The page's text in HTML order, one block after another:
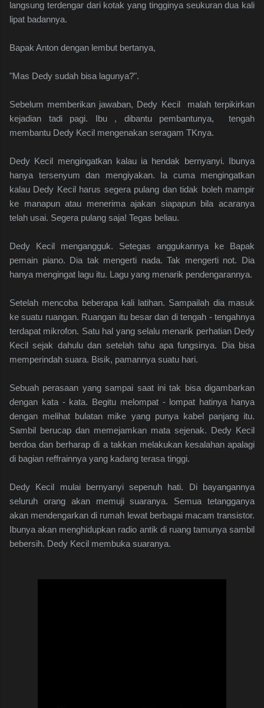
langsung terdengar dari kotak yang tingginya seukuran dua kali
lipat badannya.
Bapak Anton dengan lembut bertanya,
"Mas Dedy sudah bisa lagunya?".
Sebelum memberikan jawaban, Dedy Kecil malah terpikirkan
kejadian tadi pagi. Ibu , dibantu pembantunya, tengah
membantu Dedy Kecil mengenakan seragam TKnya.
Dedy Kecil mengingatkan kalau ia hendak bernyanyi. Ibunya
hanya tersenyum dan mengiyakan. Ia cuma mengingatkan
kalau Dedy Kecil harus segera pulang dan tidak boleh mampir
ke manapun atau menerima ajakan siapapun bila acaranya
telah usai. Segera pulang saja! Tegas beliau.
Dedy Kecil mengangguk. Setegas anggukannya ke Bapak
pemain piano. Dia tak mengerti nada. Tak mengerti not. Dia
hanya mengingat lagu itu. Lagu yang menarik pendengarannya.
Setelah mencoba beberapa kali latihan. Sampailah dia masuk
ke suatu ruangan. Ruangan itu besar dan di tengah - tengahnya
terdapat mikrofon. Satu hal yang selalu menarik perhatian Dedy
Kecil sejak dahulu dan setelah tahu apa fungsinya. Dia bisa
memperindah suara. Bisik, pamannya suatu hari.
Sebuah perasaan yang sampai saat ini tak bisa digambarkan
dengan kata - kata. Begitu melompat - lompat hatinya hanya
dengan melihat bulatan mike yang punya kabel panjang itu.
Sambil berucap dan memejamkan mata sejenak. Dedy Kecil
berdoa dan berharap di a takkan melakukan kesalahan apalagi
di bagian reffrainnya yang kadang terasa tinggi.
Dedy Kecil mulai bernyanyi sepenuh hati. Di bayangannya
seluruh orang akan memuji suaranya. Semua tetangganya
akan mendengarkan di rumah lewat berbagai macam transistor.
Ibunya akan menghidupkan radio antik di ruang tamunya sambil
bebersih. Dedy Kecil membuka suaranya.